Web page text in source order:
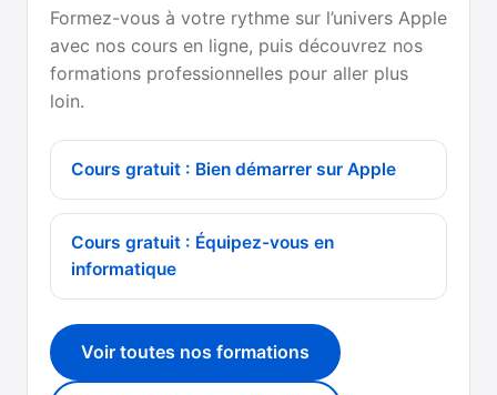
Formez-vous à votre rythme sur l’univers Apple
avec nos cours en ligne, puis découvrez nos
formations professionnelles pour aller plus
loin.
Cours gratuit : Bien démarrer sur Apple
Cours gratuit : Équipez-vous en
informatique
Voir toutes nos formations